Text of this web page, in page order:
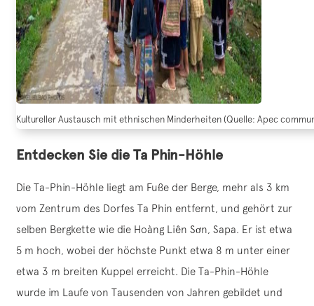
Kultureller Austausch mit ethnischen Minderheiten (Quelle: Apec
Entdecken Sie die Ta Phin-Höhle
Die Ta-Phin-Höhle liegt am Fuße der Berge, mehr als 3 km
vom Zentrum des Dorfes Ta Phin entfernt, und gehört zur
selben Bergkette wie die Hoàng Liên Sơn, Sapa. Er ist etwa
5 m hoch, wobei der höchste Punkt etwa 8 m unter einer
etwa 3 m breiten Kuppel erreicht. Die Ta-Phin-Höhle
wurde im Laufe von Tausenden von Jahren gebildet und